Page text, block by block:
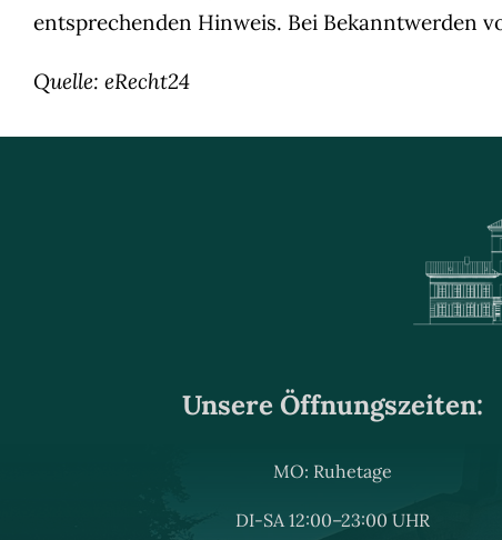
entsprechenden Hinweis. Bei Bekanntwerden
Quelle: eRecht24
Unsere Öffnungszeiten:
MO: Ruhetage
DI-SA 12:00–23:00 UHR